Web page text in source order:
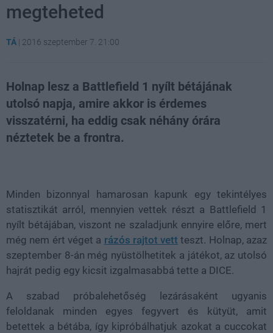
megteheted
TÁ | 2016 szeptember 7. 21:00
Holnap lesz a Battlefield 1 nyílt bétájának
utolsó napja, amire akkor is érdemes
visszatérni, ha eddig csak néhány órára
néztetek be a frontra.
Minden bizonnyal hamarosan kapunk egy tekintélyes
statisztikát arról, mennyien vettek részt a Battlefield 1
nyílt bétájában, viszont ne szaladjunk ennyire előre, mert
még nem ért véget a rázós rajtot vett teszt. Holnap, azaz
szeptember 8-án még nyüstölhetitek a játékot, az utolsó
hajrát pedig egy kicsit izgalmasabbá tette a DICE.
A szabad próbalehetőség lezárásaként ugyanis
feloldanak minden egyes fegyvert és kütyüt, amit
betettek a bétába, így kipróbálhatjuk azokat a cuccokat